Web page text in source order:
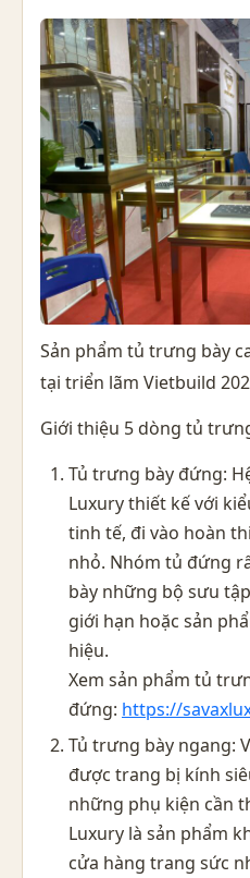
Sản phẩm tủ trưng bày
tại triển lãm Vietbuild
Giới thiệu 5 dòng tủ
Tủ trưng bày đứng:
Luxury thiết kế với
tinh tế, đi vào hoàn
nhỏ. Nhóm tủ đứng
bày những bộ sưu
giới hạn hoặc sản
hiệu.
Xem sản phẩm tủ
đứng: https://
Tủ trưng bày ngang:
được trang bị kính
những phụ kiện cần
Luxury là sản phẩm
cửa hàng trang sức